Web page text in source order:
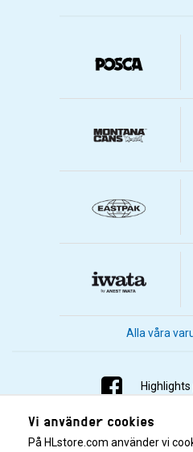
Alla våra
Highlights
Vi använder cookies
På HLstore.com använder vi